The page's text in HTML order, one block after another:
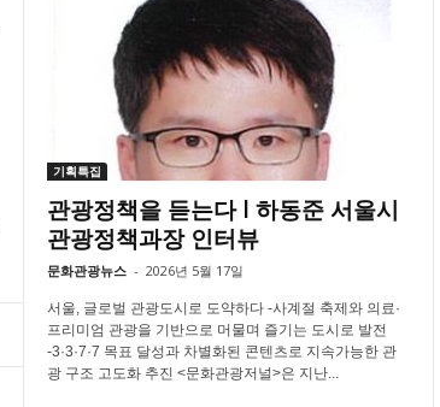
기획특집
관광정책을 듣는다 l 하동준 서울시
관광정책과장 인터뷰
문화관광뉴스 - 2026년 5월 17일
서울, 글로벌 관광도시로 도약하다 -사계절 축제와 의료·
프리미엄 관광을 기반으로 머물며 즐기는 도시로 발전
-3·3·7·7 목표 달성과 차별화된 콘텐츠로 지속가능한 관
광 구조 고도화 추진 <문화관광저널>은 지난...